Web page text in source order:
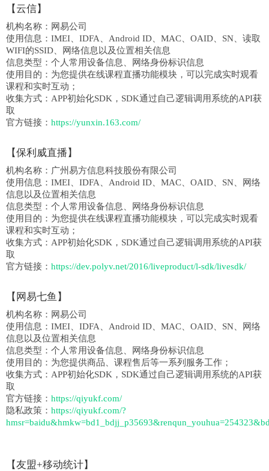
【云信】
机构名称： 网易公司
使用信息： IMEI、IDFA、Android ID、MAC、OAID、SN、读取
WIFI的SSID、网络信息以及位置相关信息
信息类型： 个人常用设备信息、网络身份标识信息
使用目的：为您提供在线课程直播功能模块，可以完成实时观看
课程和实时互动；
收集方式： APP初始化SDK，SDK通过自己逻辑调用系统的API获
取
官方链接： https://yunxin.163.com/
【保利威直播】
机构名称： 广州易方信息科技股份有限公司
使用信息：IMEI、IDFA、Android ID、MAC、OAID、SN、网络
信息以及位置相关信息
信息类型： 个人常用设备信息、网络身份标识信息
使用目的：为您提供在线课程直播功能模块，可以完成实时观看
课程和实时互动；
收集方式： APP初始化SDK，SDK通过自己逻辑调用系统的API获
取
官方链接： https://dev.polyv.net/2016/liveproduct/l-sdk/livesdk/
【网易七鱼】
机构名称： 网易公司
使用信息：IMEI、IDFA、Android ID、MAC、OAID、SN、网络
信息以及位置相关信息
信息类型： 个人常用设备信息、网络身份标识信息
使用目的：为您提供商品、课程售后等一系列服务工作；
收集方式： APP初始化SDK，SDK通过自己逻辑调用系统的API获
取
官方链接： https://qiyukf.com/
隐私政策： https://qiyukf.com/?
【友盟+移动统计】